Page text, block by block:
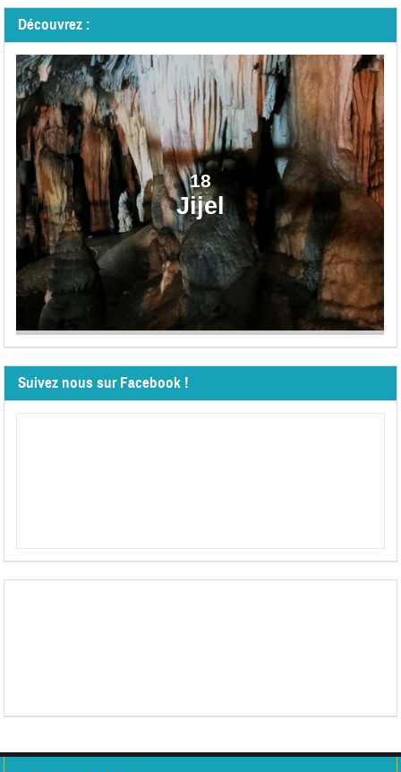
Découvrez :
18
Jijel
Suivez nous sur Facebook !